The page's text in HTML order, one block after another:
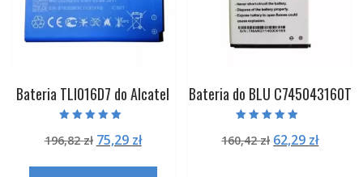
Bateria TLI016D7 do Alcatel
5.00
na 5
196,82zł Pierwotna
75,29 złAktualna
Bateria do BLU C745043160T
4.50
na 5
160,42zł Pierwotna
62,29 zł